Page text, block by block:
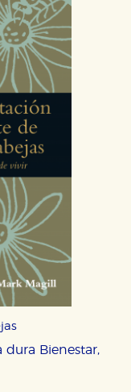
dura Bienestar,